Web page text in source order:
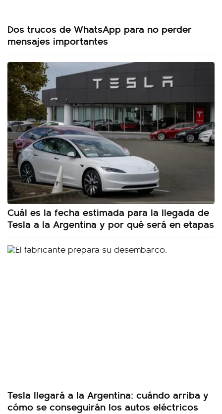
Dos trucos de WhatsApp para no perder
mensajes importantes
Cuál es la fecha estimada para la llegada de
Tesla a la Argentina y por qué será en etapas
Tesla llegará a la Argentina: cuándo arriba y
cómo se conseguirán los autos eléctricos